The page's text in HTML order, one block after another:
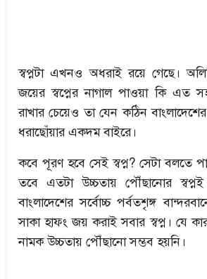
স্বপ্নটা এখনও অধরাই রয়ে গেছে।
জয়ের স্বপ্নের নাগাল পাওয়া কি এত
রাখার চেয়েও তা যেন কঠিন
ধরাছোঁয়ার একদম বাইরে।
কবে পূরণ হবে সেই স্বপ্ন? সেটা বলতে
তবে এতটা উচ্চতায় পৌঁছানোর
বাংলাদেশের সর্বোচ্চ পর্বতশৃঙ্গ
সাকা হাফং জয় করাই সবার স্বপ্ন। যে
নামক উচ্চতায় পৌঁছানো সম্ভব হয়নি।